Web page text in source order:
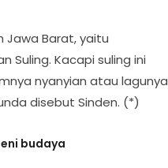
Jawa Barat, yaitu
Suling. Kacapi suling ini
nyanyian atau lagunya
disebut Sinden. (*)
budaya